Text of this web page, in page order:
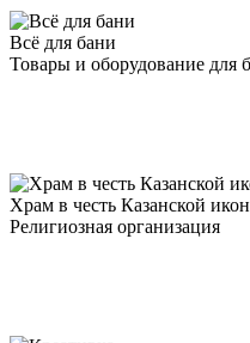
Всё для бани
Товары и оборудование для
Храм в честь Казанской
Религиозная организация